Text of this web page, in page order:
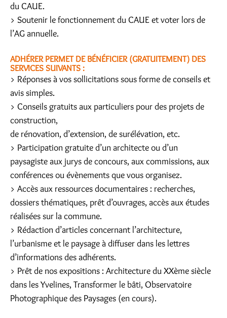
du CAUE.
> Soutenir le fonctionnement du CAUE et voter lors de
l’AG annuelle.
ADHÉRER PERMET DE BÉNÉFICIER (GRATUITEMENT) DES
SERVICES SUIVANTS :
> Réponses à vos sollicitations sous forme de conseils et
avis simples.
> Conseils gratuits aux particuliers pour des projets de
construction,
de rénovation, d’extension, de surélévation, etc.
> Participation gratuite d’un architecte ou d’un
paysagiste aux jurys de concours, aux commissions, aux
conférences ou évènements que vous organisez.
> Accès aux ressources documentaires : recherches,
dossiers thématiques, prêt d’ouvrages, accès aux études
réalisées sur la commune.
> Rédaction d’articles concernant l’architecture,
l’urbanisme et le paysage à diffuser dans les lettres
d’informations des adhérents.
> Prêt de nos expositions : Architecture du XXème siècle
dans les Yvelines, Transformer le bâti, Observatoire
Photographique des Paysages (en cours).